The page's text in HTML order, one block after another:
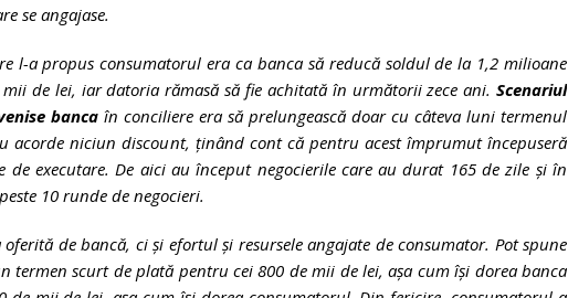
se angajase.
l-a propus consumatorul era ca banca să reducă soldul de la 1,2 milioane
de lei, iar datoria rămasă să fie achitată în următorii zece ani. Scenariul
banca în conciliere era să prelungească doar cu câteva luni termenul
acorde niciun discount, ținând cont că pentru acest împrumut începuseră
de executare. De aici au început negocierile care au durat 165 de zile și în
10 runde de negocieri.
de bancă, ci și efortul și resursele angajate de consumator. Pot spune
scurt de plată pentru cei 800 de mii de lei, așa cum își dorea banca